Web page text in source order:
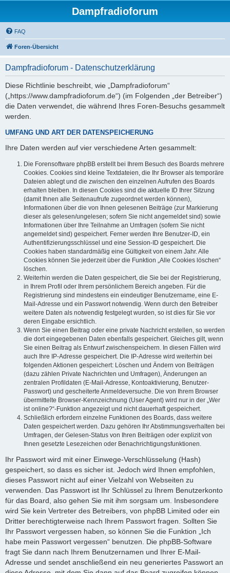
Dampfradioforum
FAQ
Foren-Übersicht
Dampfradioforum - Datenschutzerklärung
Diese Richtlinie beschreibt, wie „Dampfradioforum“
(„https://www.dampfradioforum.de“) (im Folgenden „der Betreiber“)
die Daten verwendet, die während Ihres Foren-Besuchs gesammelt
werden.
UMFANG UND ART DER DATENSPEICHERUNG
Ihre Daten werden auf vier verschiedene Arten gesammelt:
Die Forensoftware phpBB erstellt bei Ihrem Besuch des Boards mehrere
Cookies. Cookies sind kleine Textdateien, die Ihr Browser als temporäre
Dateien ablegt und die zwischen den einzelnen Aufrufen des Boards
erhalten bleiben. In diesen Cookies sind die aktuelle ID Ihrer Sitzung
(damit Ihnen alle Seitenaufrufe zugeordnet werden können),
Informationen über die von Ihnen gelesenen Beiträge (zur Markierung
dieser als gelesen/ungelesen; sofern Sie nicht angemeldet sind) sowie
Informationen über Ihre Teilnahme an Umfragen (sofern Sie nicht
angemeldet sind) gespeichert. Ferner werden Ihre Benutzer-ID, ein
Authentifizierungsschlüssel und eine Session-ID gespeichert. Die
Cookies haben standardmäßig eine Gültigkeit von einem Jahr. Alle
Cookies können Sie jederzeit über die Funktion „Alle Cookies löschen“
löschen.
Weiterhin werden die Daten gespeichert, die Sie bei der Registrierung,
in Ihrem Profil oder Ihrem persönlichem Bereich angeben. Für die
Registrierung sind mindestens ein eindeutiger Benutzername, eine E-
Mail-Adresse und ein Passwort notwendig. Wenn durch den Betreiber
weitere Daten als notwendig festgelegt wurden, so ist dies für Sie vor
deren Eingabe ersichtlich.
Wenn Sie einen Beitrag oder eine private Nachricht erstellen, so werden
die dort eingegebenen Daten ebenfalls gespeichert. Gleiches gilt, wenn
Sie einen Beitrag als Entwurf zwischenspeichern. In diesen Fällen wird
auch Ihre IP-Adresse gespeichert. Die IP-Adresse wird weiterhin bei
folgenden Aktionen gespeichert: Löschen und Ändern von Beiträgen
(dazu zählen Private Nachrichten und Umfragen), Änderungen an
zentralen Profildaten (E-Mail-Adresse, Kontoaktivierung, Benutzer-
Passwort) und gescheiterte Anmeldeversuche. Die von Ihrem Browser
übermittelte Browser-Kennzeichnung (User Agent) wird nur in der „Wer
ist online?“-Funktion angezeigt und nicht dauerhaft gespeichert.
Schließlich erfordern einzelne Funktionen des Boards, dass weitere
Daten gespeichert werden. Dazu gehören Ihr Abstimmungsverhalten bei
Umfragen, der Gelesen-Status von Ihren Beiträgen oder explizit von
Ihnen gesetzte Lesezeichen oder Benachrichtigungsfunktionen.
Ihr Passwort wird mit einer Einwege-Verschlüsselung (Hash)
gespeichert, so dass es sicher ist. Jedoch wird Ihnen empfohlen,
dieses Passwort nicht auf einer Vielzahl von Webseiten zu
verwenden. Das Passwort ist Ihr Schlüssel zu Ihrem Benutzerkonto
für das Board, also gehen Sie mit ihm sorgsam um. Insbesondere
wird Sie kein Vertreter des Betreibers, von phpBB Limited oder ein
Dritter berechtigterweise nach Ihrem Passwort fragen. Sollten Sie
Ihr Passwort vergessen haben, so können Sie die Funktion „Ich
habe mein Passwort vergessen“ benutzen. Die phpBB-Software
fragt Sie dann nach Ihrem Benutzernamen und Ihrer E-Mail-
Adresse und sendet anschließend ein neu generiertes Passwort an